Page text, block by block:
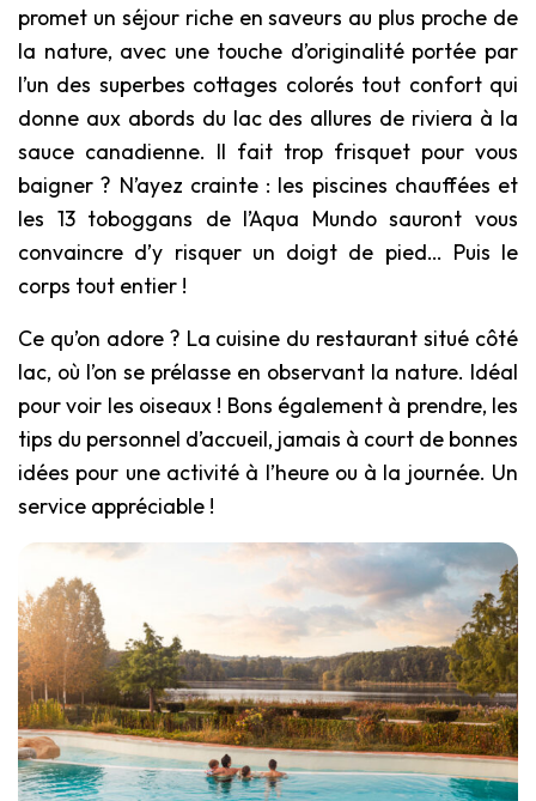
promet un séjour riche en saveurs au plus proche de
la nature, avec une touche d’originalité portée par
l’un des superbes cottages colorés tout confort qui
donne aux abords du lac des allures de riviera à la
sauce canadienne. Il fait trop frisquet pour vous
baigner ? N’ayez crainte : les piscines chauffées et
les 13 toboggans de l’Aqua Mundo sauront vous
convaincre d’y risquer un doigt de pied… Puis le
corps tout entier !
Ce qu’on adore ? La cuisine du restaurant situé côté
lac, où l’on se prélasse en observant la nature. Idéal
pour voir les oiseaux ! Bons également à prendre, les
tips du personnel d’accueil, jamais à court de bonnes
idées pour une activité à l’heure ou à la journée. Un
service appréciable !